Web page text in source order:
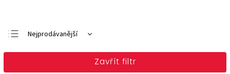
Doporučujeme
Nejprodávanější
Zavřít filtr